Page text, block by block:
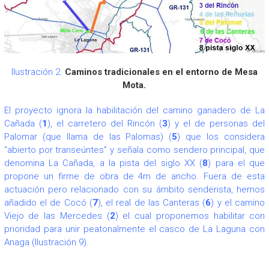
Ilustración 2. Caminos tradicionales en el entorno de Mesa
Mota.
El proyecto ignora la habilitación del camino ganadero de La
Cañada (1), el carretero del Rincón (3) y el de personas del
Palomar (que llama de las Palomas) (5) que los considera
“abierto por transeúntes” y señala como sendero principal, que
denomina La Cañada, a la pista del siglo XX (8) para el que
propone un firme de obra de 4m de ancho. Fuera de esta
actuación pero relacionado con su ámbito senderista, hemos
añadido el de Cocó (7), el real de las Canteras (6) y el camino
Viejo de las Mercedes (2) el cual proponemos habilitar con
prioridad para unir peatonalmente el casco de La Laguna con
Anaga (Ilustración 9).